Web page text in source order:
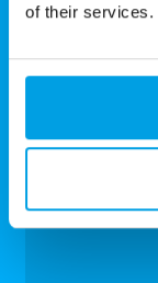
of their services.
email